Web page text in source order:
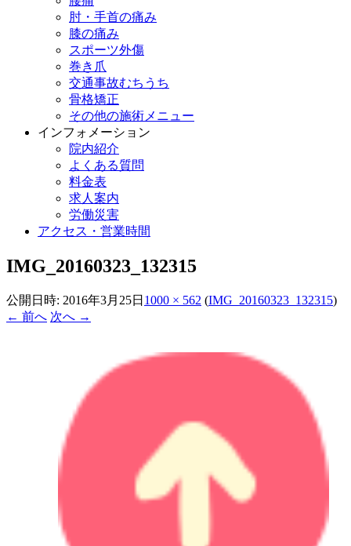
肘・手首の痛み
膝の痛み
スポーツ外傷
巻き爪
交通事故むちうち
骨格矯正
その他の施術メニュー
インフォメーション
院内紹介
よくある質問
料金表
求人案内
労働災害
アクセス・営業時間
IMG_20160323_132315
公開日時: 2016年3月25日 1000 × 562 (IMG_20160323_132315)
← 前へ 次へ →